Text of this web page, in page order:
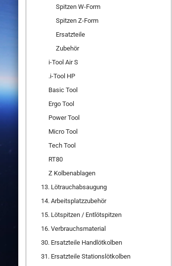
Spitzen W-Form
Spitzen Z-Form
Ersatzteile
Zubehör
i-Tool Air S
.i-Tool HP
Basic Tool
Ergo Tool
Power Tool
Micro Tool
Tech Tool
RT80
Z Kolbenablagen
13. Lötrauchabsaugung
14. Arbeitsplatzzubehör
15. Lötspitzen / Entlötspitzen
16. Verbrauchsmaterial
30. Ersatzteile Handlötkolben
31. Ersatzteile Stationslötkolben